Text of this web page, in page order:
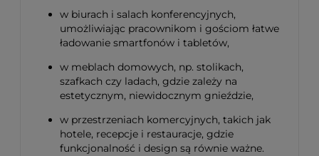
w biurach i salach konferencyjnych,
umożliwiając pracownikom i gościom łatwe
ładowanie smartfonów i tabletów,
w meblach domowych, np. stolikach,
szafkach czy ladach, gdzie zależy na
estetycznym, niewidocznym gnieździe,
w przestrzeniach komercyjnych, takich jak
hotele, recepcje i restauracje, gdzie
funkcjonalność i design są równie ważne.